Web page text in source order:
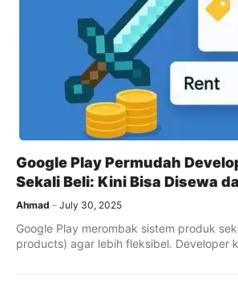
Google Play Permudah
Sekali Beli: Kini Bisa Disewa
Ahmad July 30, 2025
Google Play merombak sistem produk
products) agar lebih fleksibel. Developer